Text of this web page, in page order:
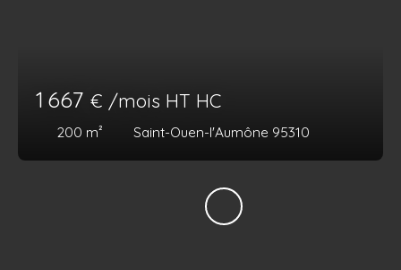
1 667 € /mois HT HC
200 m² Saint-Ouen-l'Aumône 95310